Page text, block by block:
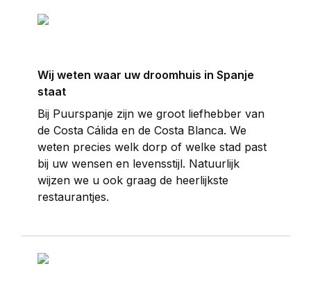
Wij weten waar uw droomhuis in Spanje
staat
Bij Puurspanje zijn we groot liefhebber van
de Costa Cálida en de Costa Blanca. We
weten precies welk dorp of welke stad past
bij uw wensen en levensstijl. Natuurlijk
wijzen we u ook graag de heerlijkste
restaurantjes.